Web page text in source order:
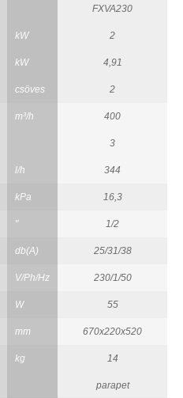
FXVA230
kW 2
kW 4,91
csöves 2
m³/h 400
3
l/h 344
kPa 16,3
" 1/2
db(A) 25/31/38
V/Ph/Hz 230/1/50
W 55
mm 670x220x520
kg 14
parapet